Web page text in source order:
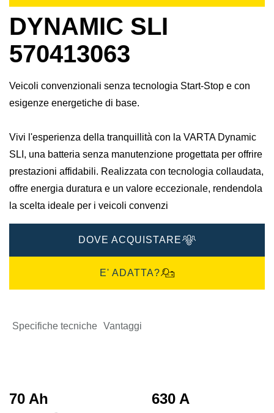
DYNAMIC SLI
570413063
Veicoli convenzionali senza tecnologia Start-Stop e con
esigenze energetiche di base.
Vivi l'esperienza della tranquillità con la VARTA Dynamic
SLI, una batteria senza manutenzione progettata per offrire
prestazioni affidabili. Realizzata con tecnologia collaudata,
offre energia duratura e un valore eccezionale, rendendola
la scelta ideale per i veicoli convenzi
DOVE ACQUISTARE
E' ADATTA?
Specifiche tecniche Vantaggi
70 Ah 630 A